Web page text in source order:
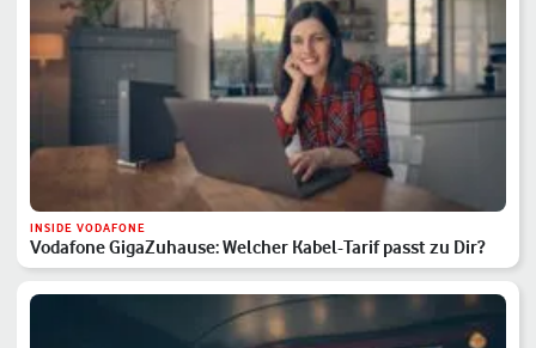
INSIDE VODAFONE
Vodafone GigaZuhause: Welcher Kabel-Tarif passt zu Dir?